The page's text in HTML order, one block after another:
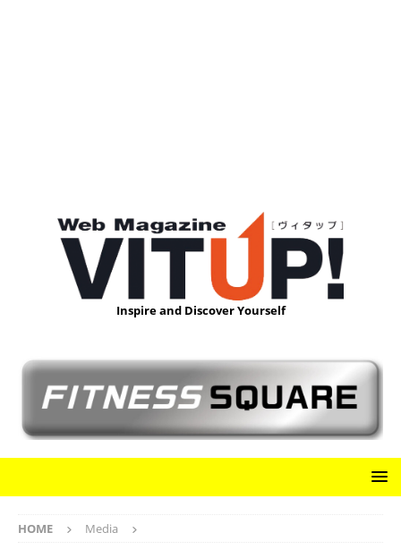
Inspire and Discover Yourself
HOME Media